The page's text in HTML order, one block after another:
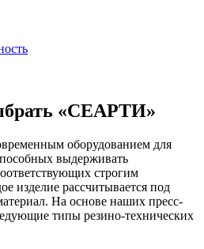
«СЕАРТИ»
оборудованием для
выдерживать
строгим
изделие рассчитывается под
На основе наших пресс-
типы резино-технических